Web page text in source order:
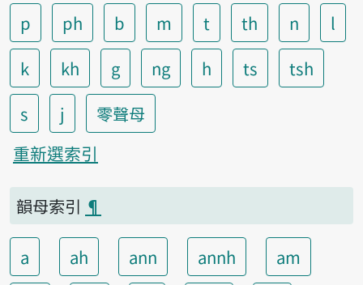
p
ph b m t th n
l
k
kh g ng h ts
tsh
s
j
零聲母
重新選索引
韻母索引 ¶
a ah ann annh
am